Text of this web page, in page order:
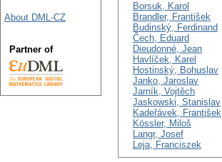
Borsuk, Karol
Brandler, František
Budinský, Ferdinand
Čech, Eduard
Dieudonné, Jean
Havlíček, Karel
Hostinský, Bohuslav
Janko, Jaroslav
Jarník, Vojtěch
Jaskowski, Stanislav
Kadeřávek, František
Kössler, Miloš
Langr, Josef
Leja, Franciszek
About DML-CZ
Partner of